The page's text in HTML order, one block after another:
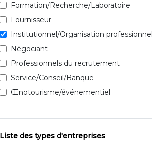
Formation/Recherche/Laboratoire
Fournisseur
Institutionnel/Organisation
Négociant
Professionnels du recrutement
Service/Conseil/Banque
Œnotourisme/événementiel
Liste des types d'entreprises